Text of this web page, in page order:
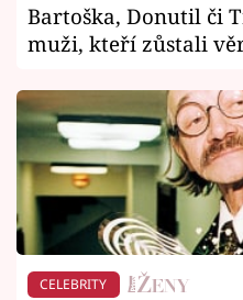
Bartoška, Donutil či
muži, kteří zůstali
CELEBRITY